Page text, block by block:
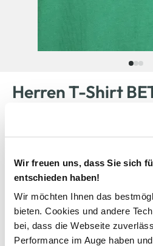
Wir freuen uns, dass Sie sich
entschieden haben!
Wir möchten Ihnen das
bieten. Cookies und andere
bei, dass die Webseite
Performance im Auge haben
Herren T-Shirt
19,99 €
Ursprünglicher Preis:27,95 €
Farbe Grün